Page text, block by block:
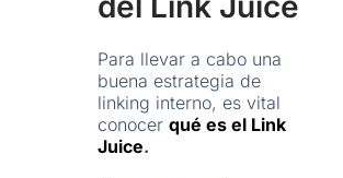
Para llevar a cabo una
buena estrategia de
linking interno, es vital
conocer qué es el Link
Juice.